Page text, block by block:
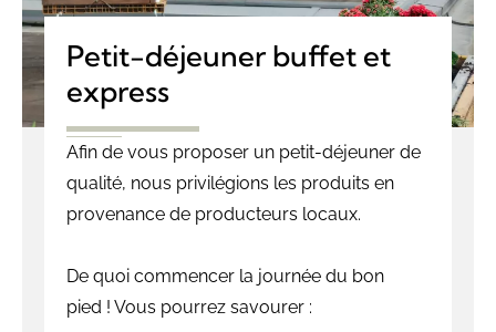
Petit-déjeuner buffet et
express
Afin de vous proposer un petit-déjeuner de
qualité, nous privilégions les produits en
provenance de producteurs locaux.
De quoi commencer la journée du bon
pied ! Vous pourrez savourer :